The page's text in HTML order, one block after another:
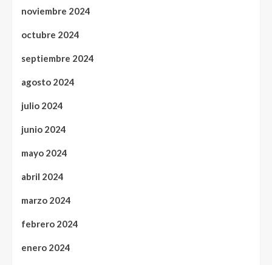
noviembre 2024
octubre 2024
septiembre 2024
agosto 2024
julio 2024
junio 2024
mayo 2024
abril 2024
marzo 2024
febrero 2024
enero 2024